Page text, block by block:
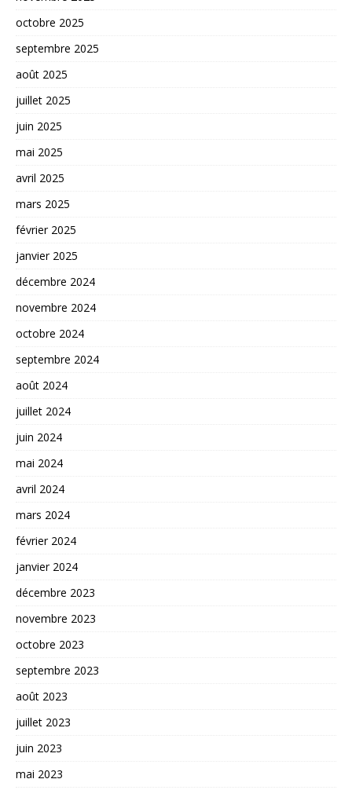
octobre 2025
septembre 2025
août 2025
juillet 2025
juin 2025
mai 2025
avril 2025
mars 2025
février 2025
janvier 2025
décembre 2024
novembre 2024
octobre 2024
septembre 2024
août 2024
juillet 2024
juin 2024
mai 2024
avril 2024
mars 2024
février 2024
janvier 2024
décembre 2023
novembre 2023
octobre 2023
septembre 2023
août 2023
juillet 2023
juin 2023
mai 2023